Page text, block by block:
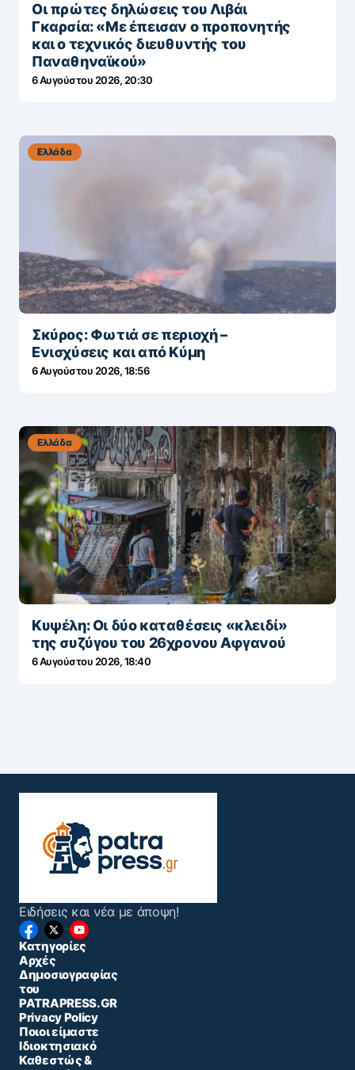
Οι πρώτες δηλώσεις του Λιβάι
Γκαρσία: «Με έπεισαν ο προπονητής
και ο τεχνικός διευθυντής του
Παναθηναϊκού»
6 Αυγούστου 2026, 20:30
Ελλάδα
Σκύρος: Φωτιά σε περιοχή –
Ενισχύσεις και από Κύμη
6 Αυγούστου 2026, 18:56
Ελλάδα
Κυψέλη: Οι δύο καταθέσεις «κλειδί»
της συζύγου του 26χρονου Αφγανού
6 Αυγούστου 2026, 18:40
Ειδήσεις και νέα με άποψη!
Κατηγορίες
Αρχές
Δημοσιογραφίας
του
PATRAPRESS.GR
Privacy Policy
Ποιοι είμαστε
Ιδιοκτησιακό
Καθεστώς &